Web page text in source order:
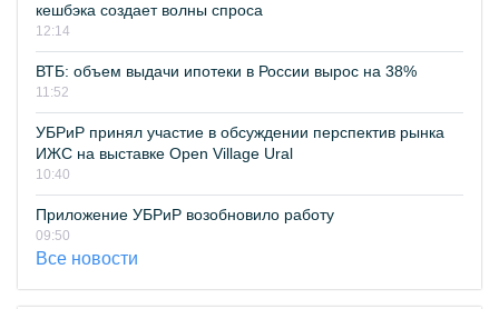
кешбэка создает волны спроса
12:14
ВТБ: объем выдачи ипотеки в России вырос на 38%
11:52
УБРиР принял участие в обсуждении перспектив рынка
ИЖС на выставке Open Village Ural
10:40
Приложение УБРиР возобновило работу
09:50
Все новости